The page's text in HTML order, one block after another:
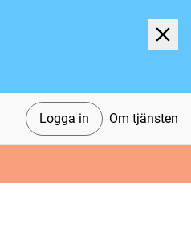
Logga in Om tjänsten